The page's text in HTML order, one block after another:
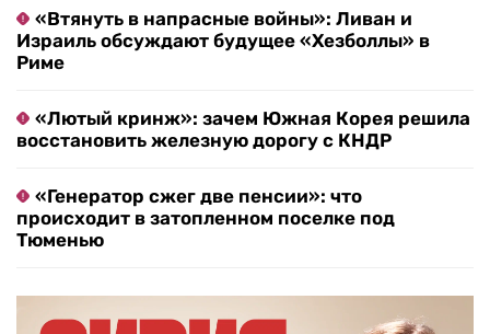
«Втянуть в напрасные войны»: Ливан и
Израиль обсуждают будущее «Хезболлы» в
Риме
«Лютый кринж»: зачем Южная Корея решила
восстановить железную дорогу с КНДР
«Генератор сжег две пенсии»: что
происходит в затопленном поселке под
Тюменью